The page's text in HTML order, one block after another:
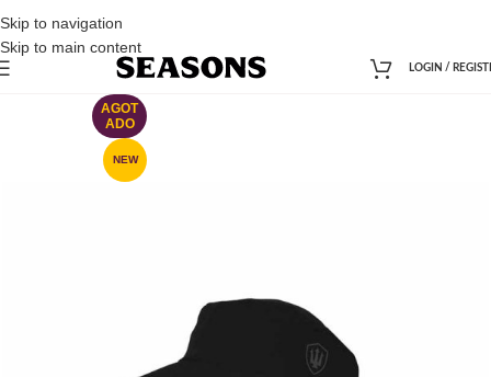
Skip to navigation
Skip to main content
LOGIN /
AGOT
ADO
NEW